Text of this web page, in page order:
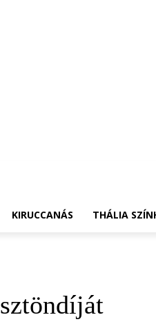
KIRUCCANÁS THÁLIA